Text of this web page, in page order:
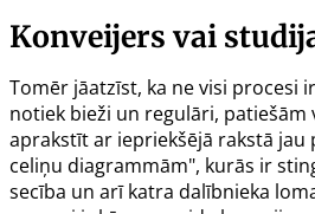
Konveijers vai
Tomēr jāatzīst, ka ne visi procesi
notiek bieži un regulāri, patiešām
aprakstīt ar iepriekšējā rakstā jau
celiņu diagrammām", kurās ir
secība un arī katra dalībnieka